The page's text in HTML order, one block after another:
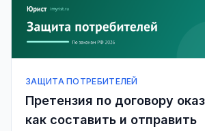
ЗАЩИТА ПОТРЕБИТЕЛЕЙ
Претензия по договору
как составить и отправить